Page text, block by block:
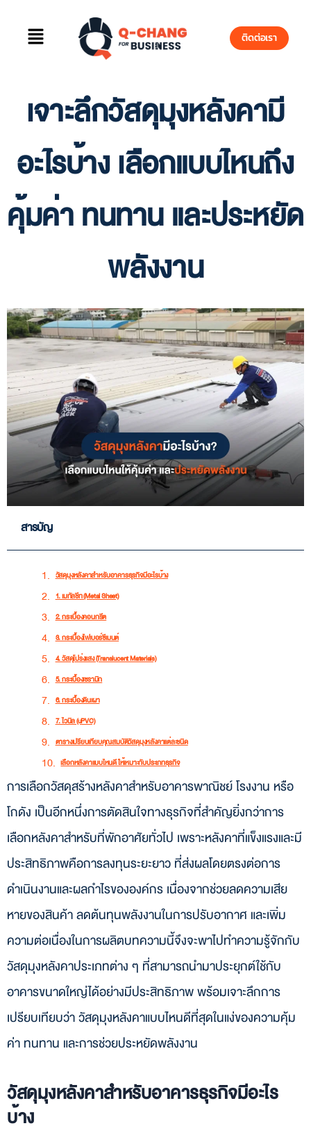
ติดต่อเรา
เจาะลึกวัสดุมุงหลังคามี
อะไรบ้าง เลือกแบบไหนถึง
คุ้มค่า ทนทาน และประหยัด
พลังงาน
สารบัญ
วัสดุมุงหลังคาสำหรับอาคารธุรกิจมีอะไรบ้าง
1. เมทัลชีท (Metal Sheet)
2. กระเบื้องคอนกรีต
3. กระเบื้องไฟเบอร์ซีเมนต์
4. วัสดุโปร่งแสง (Translucent Materials)
5. กระเบื้องเซรามิก
6. กระเบื้องดินเผา
7. ไวนิล (uPVC)
ตารางเปรียบเทียบคุณสมบัติวัสดุมุงหลังคาแต่ละชนิด
เลือกหลังคาแบบไหนดี ให้เหมาะกับประเภทธุรกิจ
1. สำหรับโรงงาน โกดัง และพื้นที่อุตสาหกรรม
2. สำหรับอาคารพาณิชย์ สำนักงาน หรือรีสอร์ต
เทคนิคเลือกวัสดุหลังคาให้คุ้มค่าที่สุด ประหยัดพลังงาน และลดต้นทุน TCO
1. เลือกวัสดุช่วยลดความร้อน
2. ต้นทุนรวมตลอดอายุการใช้งาน (TCO)
3. รองรับการติดตั้งแผงโซลาร์เซลล์
เลือกหลังคาแบบไหนดีเพื่อลดปัญหาเสียงดังจากฝน?
ทำไมฉนวนกันความร้อนถึงสำคัญกับเมทัลชีท?
บทสรุป
การเลือกวัสดุสร้างหลังคาสำหรับอาคารพาณิชย์ โรงงาน หรือ
โกดัง เป็นอีกหนึ่งการตัดสินใจทางธุรกิจที่สำคัญยิ่งกว่าการ
เลือกหลังคาสำหรับที่พักอาศัยทั่วไป เพราะหลังคาที่แข็งแรงและมี
ประสิทธิภาพคือการลงทุนระยะยาว ที่ส่งผลโดยตรงต่อการ
ดำเนินงานและผลกำไรขององค์กร เนื่องจากช่วยลดความเสีย
หายของสินค้า ลดต้นทุนพลังงานในการปรับอากาศ และเพิ่ม
ความต่อเนื่องในการผลิตบทความนี้จึงจะพาไปทำความรู้จักกับ
วัสดุมุงหลังคาประเภทต่าง ๆ ที่สามารถนำมาประยุกต์ใช้กับ
อาคารขนาดใหญ่ได้อย่างมีประสิทธิภาพ พร้อมเจาะลึกการ
เปรียบเทียบว่า วัสดุมุงหลังคาแบบไหนดีที่สุดในแง่ของความคุ้ม
ค่า ทนทาน และการช่วยประหยัดพลังงาน
วัสดุมุงหลังคาสำหรับอาคารธุรกิจมีอะไร
บ้าง